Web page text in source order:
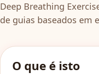
Deep Breathing
de guias baseados em
O que é isto